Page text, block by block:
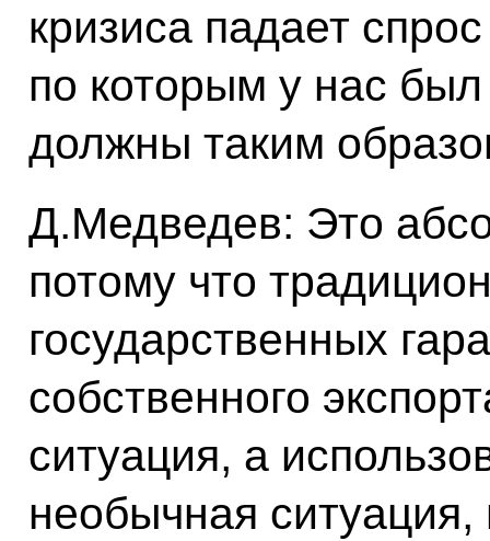
кризиса падает
по которым у нас
должны таким
Д.Медведев: Это
потому что
государственных
собственного
ситуация, а
необычная